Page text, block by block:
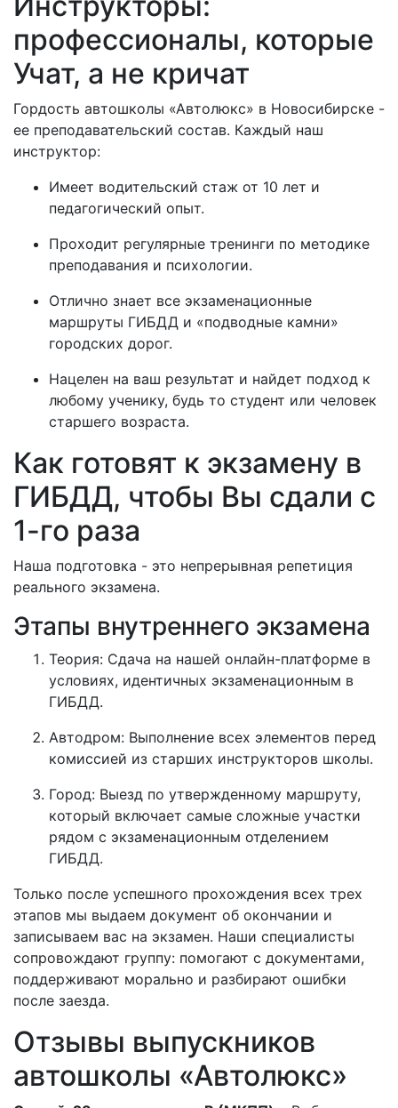
профессионалы, которые
Учат, а не кричат
Гордость автошколы «Автолюкс» в Новосибирске -
ее преподавательский состав. Каждый наш
инструктор:
Имеет водительский стаж от 10 лет и
педагогический опыт.
Проходит регулярные тренинги по методике
преподавания и психологии.
Отлично знает все экзаменационные
маршруты ГИБДД и «подводные камни»
городских дорог.
Нацелен на ваш результат и найдет подход к
любому ученику, будь то студент или человек
старшего возраста.
Как готовят к экзамену в
ГИБДД, чтобы Вы сдали с
1-го раза
Наша подготовка - это непрерывная репетиция
реального экзамена.
Этапы внутреннего экзамена
Теория: Сдача на нашей онлайн-платформе в
условиях, идентичных экзаменационным в
ГИБДД.
Автодром: Выполнение всех элементов перед
комиссией из старших инструкторов школы.
Город: Выезд по утвержденному маршруту,
который включает самые сложные участки
рядом с экзаменационным отделением
ГИБДД.
Только после успешного прохождения всех трех
этапов мы выдаем документ об окончании и
записываем вас на экзамен. Наши специалисты
сопровождают группу: помогают с документами,
поддерживают морально и разбирают ошибки
после заезда.
Отзывы выпускников
автошколы «Автолюкс»